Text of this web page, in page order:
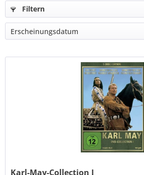
Filtern
Karl-May-Collection I